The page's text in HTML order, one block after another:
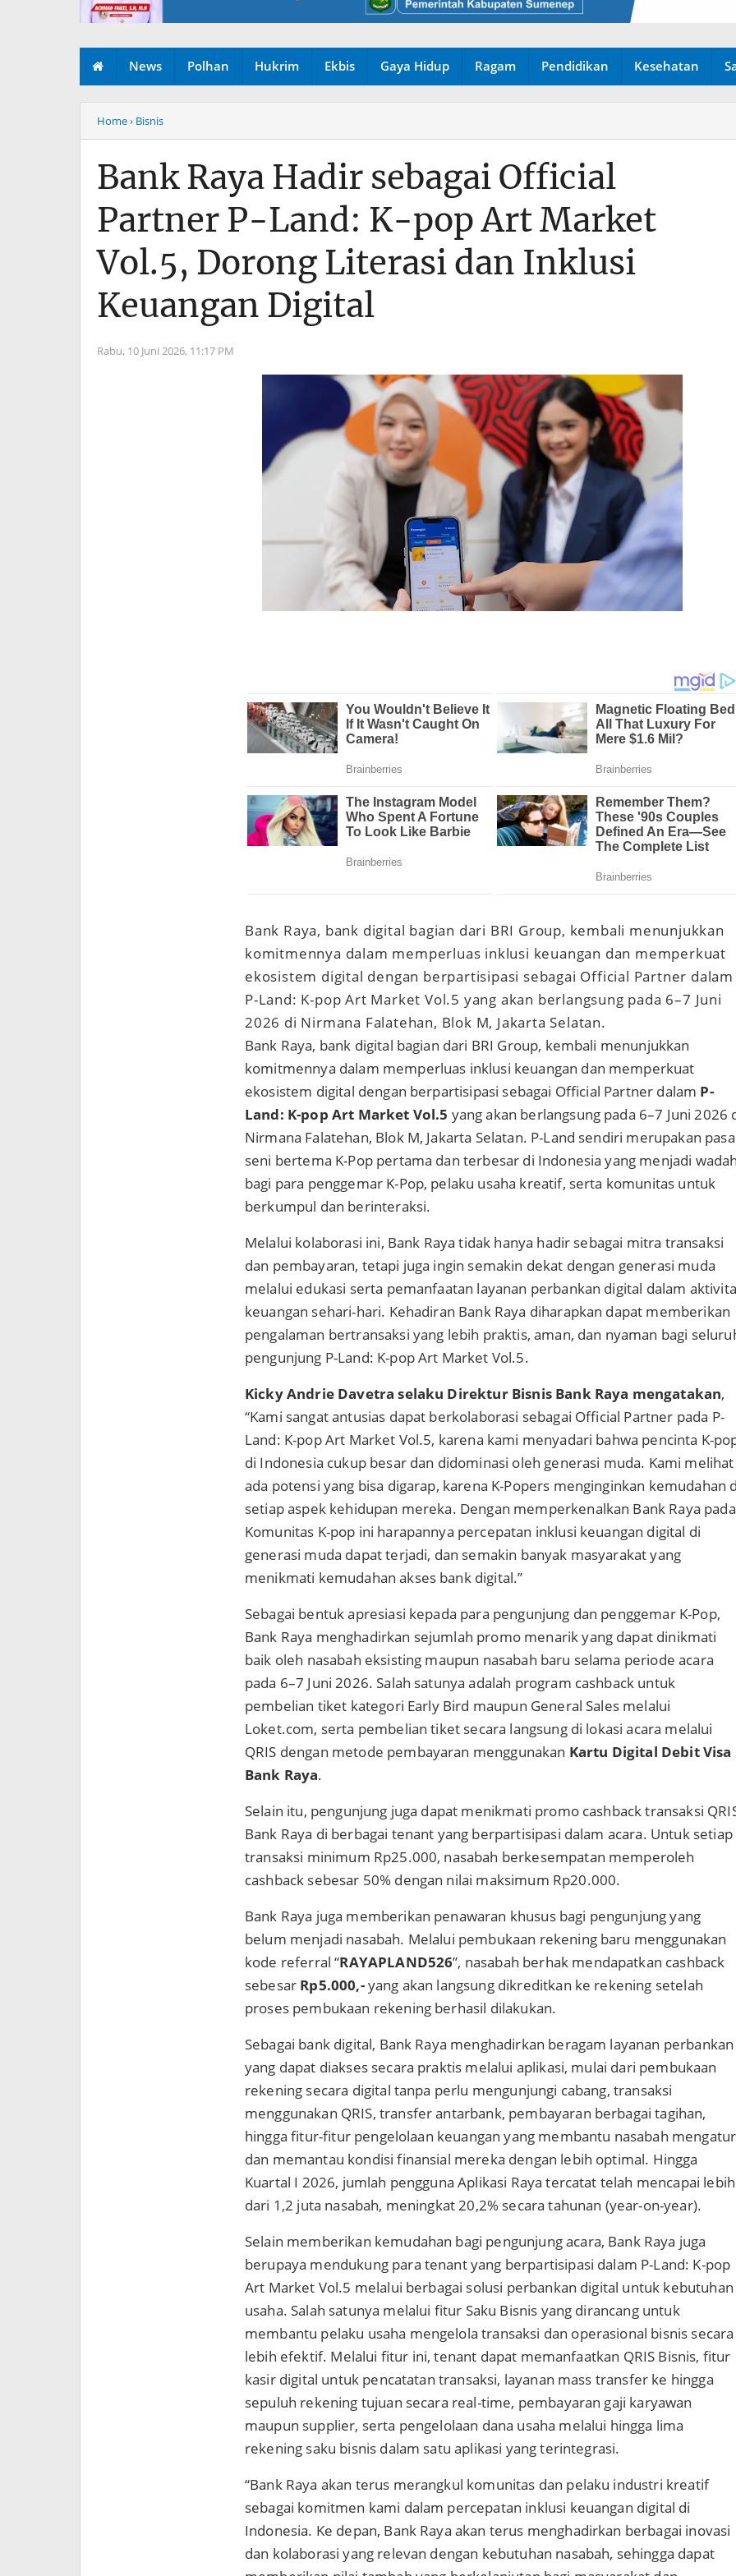
News Polhan Hukrim Ekbis Gaya Hidup Ragam Pendidikan Kesehatan
Home› Bisnis
Bank Raya Hadir sebagai Official
Partner P-Land: K-pop Art Market
Vol.5, Dorong Literasi dan Inklusi
Keuangan Digital
Rabu, 10 Juni 2026, 11:17 PM
Bank Raya, bank digital bagian dari BRI Group, kembali menunjukkan
komitmennya dalam memperluas inklusi keuangan dan memperkuat
ekosistem digital dengan berpartisipasi sebagai Official Partner dalam
P-Land: K-pop Art Market Vol.5 yang akan berlangsung pada 6–7 Juni
2026 di Nirmana Falatehan, Blok M, Jakarta Selatan.
Bank Raya, bank digital bagian dari BRI Group, kembali menunjukkan
komitmennya dalam memperluas inklusi keuangan dan memperkuat
ekosistem digital dengan berpartisipasi sebagai Official Partner dalam P-
Land: K-pop Art Market Vol.5 yang akan berlangsung pada 6–7 Juni 2026
Nirmana Falatehan, Blok M, Jakarta Selatan. P-Land sendiri merupakan
seni bertema K-Pop pertama dan terbesar di Indonesia yang menjadi
bagi para penggemar K-Pop, pelaku usaha kreatif, serta komunitas untuk
berkumpul dan berinteraksi.
Melalui kolaborasi ini, Bank Raya tidak hanya hadir sebagai mitra transaksi
dan pembayaran, tetapi juga ingin semakin dekat dengan generasi muda
melalui edukasi serta pemanfaatan layanan perbankan digital dalam
keuangan sehari-hari. Kehadiran Bank Raya diharapkan dapat memberikan
pengalaman bertransaksi yang lebih praktis, aman, dan nyaman bagi
pengunjung P-Land: K-pop Art Market Vol.5.
Kicky Andrie Davetra selaku Direktur Bisnis Bank Raya mengatakan,
“Kami sangat antusias dapat berkolaborasi sebagai Official Partner pada P-
Land: K-pop Art Market Vol.5, karena kami menyadari bahwa pencinta K-
di Indonesia cukup besar dan didominasi oleh generasi muda. Kami melihat
ada potensi yang bisa digarap, karena K-Popers menginginkan kemudahan
setiap aspek kehidupan mereka. Dengan memperkenalkan Bank Raya pada
Komunitas K-pop ini harapannya percepatan inklusi keuangan digital di
generasi muda dapat terjadi, dan semakin banyak masyarakat yang
menikmati kemudahan akses bank digital.”
Sebagai bentuk apresiasi kepada para pengunjung dan penggemar K-Pop,
Bank Raya menghadirkan sejumlah promo menarik yang dapat dinikmati
baik oleh nasabah eksisting maupun nasabah baru selama periode acara
pada 6–7 Juni 2026. Salah satunya adalah program cashback untuk
pembelian tiket kategori Early Bird maupun General Sales melalui
Loket.com, serta pembelian tiket secara langsung di lokasi acara melalui
QRIS dengan metode pembayaran menggunakan Kartu Digital Debit Visa
Bank Raya.
Selain itu, pengunjung juga dapat menikmati promo cashback transaksi
Bank Raya di berbagai tenant yang berpartisipasi dalam acara. Untuk setiap
transaksi minimum Rp25.000, nasabah berkesempatan memperoleh
cashback sebesar 50% dengan nilai maksimum Rp20.000.
Bank Raya juga memberikan penawaran khusus bagi pengunjung yang
belum menjadi nasabah. Melalui pembukaan rekening baru menggunakan
kode referral “RAYAPLAND526”, nasabah berhak mendapatkan cashback
sebesar Rp5.000,-yang akan langsung dikreditkan ke rekening setelah
proses pembukaan rekening berhasil dilakukan.
Sebagai bank digital, Bank Raya menghadirkan beragam layanan perbankan
yang dapat diakses secara praktis melalui aplikasi, mulai dari pembukaan
rekening secara digital tanpa perlu mengunjungi cabang, transaksi
menggunakan QRIS, transfer antarbank, pembayaran berbagai tagihan,
hingga fitur-fitur pengelolaan keuangan yang membantu nasabah mengatur
dan memantau kondisi finansial mereka dengan lebih optimal. Hingga
Kuartal I 2026, jumlah pengguna Aplikasi Raya tercatat telah mencapai lebih
dari 1,2 juta nasabah, meningkat 20,2% secara tahunan (year-on-year).
Selain memberikan kemudahan bagi pengunjung acara, Bank Raya juga
berupaya mendukung para tenant yang berpartisipasi dalam P-Land: K-pop
Art Market Vol.5 melalui berbagai solusi perbankan digital untuk kebutuhan
usaha. Salah satunya melalui fitur Saku Bisnis yang dirancang untuk
membantu pelaku usaha mengelola transaksi dan operasional bisnis secara
lebih efektif. Melalui fitur ini, tenant dapat memanfaatkan QRIS Bisnis, fitur
kasir digital untuk pencatatan transaksi, layanan mass transfer ke hingga
sepuluh rekening tujuan secara real-time, pembayaran gaji karyawan
maupun supplier, serta pengelolaan dana usaha melalui hingga lima
rekening saku bisnis dalam satu aplikasi yang terintegrasi.
“Bank Raya akan terus merangkul komunitas dan pelaku industri kreatif
sebagai komitmen kami dalam percepatan inklusi keuangan digital di
Indonesia. Ke depan, Bank Raya akan terus menghadirkan berbagai inovasi
dan kolaborasi yang relevan dengan kebutuhan nasabah, sehingga dapat